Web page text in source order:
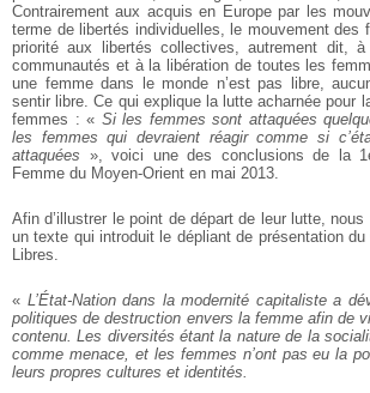
Contrairement aux acquis en Europe par les
terme de libertés individuelles, le mouvement des
priorité aux libertés collectives, autrement dit,
communautés et à la libération de toutes les
une femme dans le monde n’est pas libre,
sentir libre. Ce qui explique la lutte acharnée pour
femmes : « Si les femmes sont attaquées
les femmes qui devraient réagir comme si
attaquées », voici une des conclusions de la
Femme du Moyen-Orient en mai 2013.
Afin d’illustrer le point de départ de leur lutte,
un texte qui introduit le dépliant de présentation
Libres.
« L’État-Nation dans la modernité capitaliste a
politiques de destruction envers la femme afin de
contenu. Les diversités étant la nature de la
comme menace, et les femmes n’ont pas eu la
leurs propres cultures et identités.